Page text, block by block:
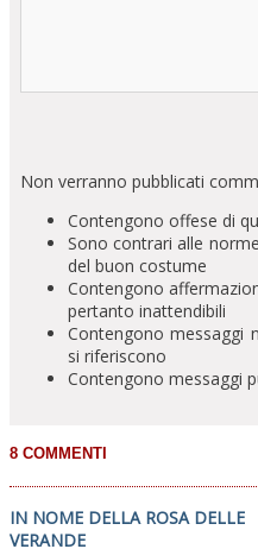
Non verranno pubblicati
Contengono offese di
Sono contrari alle
del buon costume
Contengono
pertanto inattendibili
Contengono messaggi
si riferiscono
Contengono messaggi
IN NOME DELLA ROSA DELLE
VERANDE